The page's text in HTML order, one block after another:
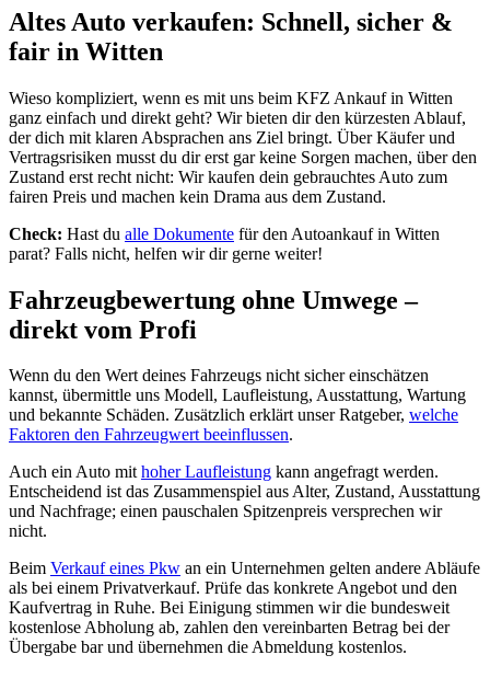
Altes Auto verkaufen: Schnell, sicher &
fair in Witten
Wieso kompliziert, wenn es mit uns beim KFZ Ankauf in Witten
ganz einfach und direkt geht? Wir bieten dir den kürzesten Ablauf,
der dich mit klaren Absprachen ans Ziel bringt. Über Käufer und
Vertragsrisiken musst du dir erst gar keine Sorgen machen, über den
Zustand erst recht nicht: Wir kaufen dein gebrauchtes Auto zum
fairen Preis und machen kein Drama aus dem Zustand.
Check: Hast du alle Dokumente für den Autoankauf in Witten
parat? Falls nicht, helfen wir dir gerne weiter!
Fahrzeugbewertung ohne Umwege –
direkt vom Profi
Wenn du den Wert deines Fahrzeugs nicht sicher einschätzen
kannst, übermittle uns Modell, Laufleistung, Ausstattung, Wartung
und bekannte Schäden. Zusätzlich erklärt unser Ratgeber, welche
Faktoren den Fahrzeugwert beeinflussen.
Auch ein Auto mithoher Laufleistung kann angefragt werden.
Entscheidend ist das Zusammenspiel aus Alter, Zustand, Ausstattung
und Nachfrage; einen pauschalen Spitzenpreis versprechen wir
nicht.
Beim Verkauf eines Pkw an ein Unternehmen gelten andere Abläufe
als bei einem Privatverkauf. Prüfe das konkrete Angebot und den
Kaufvertrag in Ruhe. Bei Einigung stimmen wir die bundesweit
kostenlose Abholung ab, zahlen den vereinbarten Betrag bei der
Übergabe bar und übernehmen die Abmeldung kostenlos.